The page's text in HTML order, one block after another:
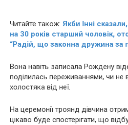
Читайте також: Якби Інні
на 30 років старший чоловік,
“Радій, що законна дружина за
Вона навіть записала Рождену
поділилась переживаннями, чи не
холостяка від неї.
На церемонії троянд дівчина
цікаво буде спостерігати, що